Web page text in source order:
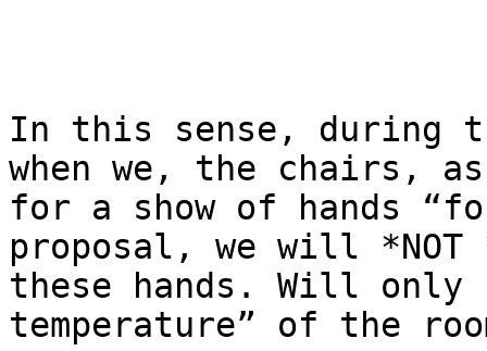
In this sense, during
when we, the chairs,
for a show of hands
proposal, we will *NOT
these hands. Will only
temperature” of the